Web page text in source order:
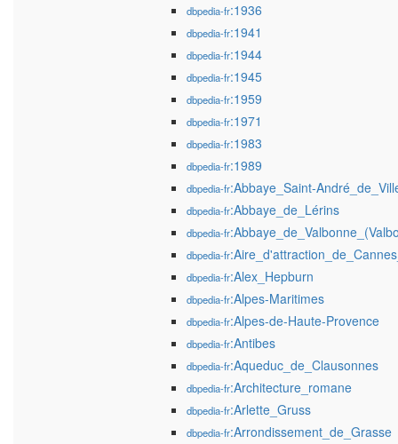
dbpedia-fr:1936
dbpedia-fr:1941
dbpedia-fr:1944
dbpedia-fr:1945
dbpedia-fr:1959
dbpedia-fr:1971
dbpedia-fr:1983
dbpedia-fr:1989
dbpedia-fr:Abbaye_Saint-
dbpedia-fr:Abbaye_de_Lérins
dbpedia-fr
dbpedia-fr
dbpedia-fr:Alex_Hepburn
dbpedia-fr:Alpes-Maritimes
dbpedia-fr:Alpes-de-Haute-Provence
dbpedia-fr:Antibes
dbpedia-fr:Aqueduc_de_Clausonnes
dbpedia-fr:Architecture_romane
dbpedia-fr:Arlette_Gruss
dbpedia-fr:Arrondissement_de_Grasse